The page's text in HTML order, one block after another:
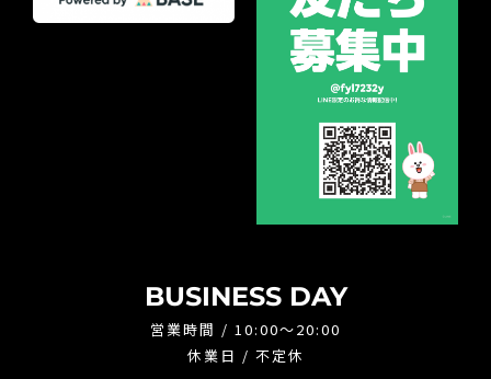
BUSINESS DAY
営業時間 / 10:00～20:00
休業日 / 不定休